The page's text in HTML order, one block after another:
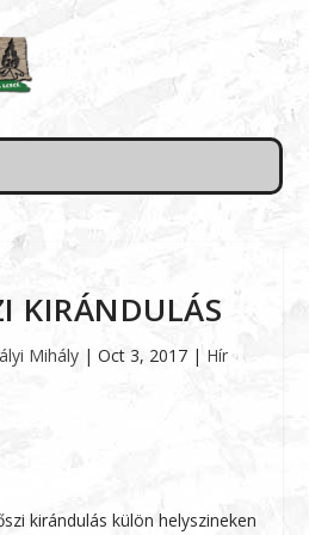
KIRÁNDULÁS
Mihály | Oct 3, 2017 | Hír
kirándulás külön helyszineken